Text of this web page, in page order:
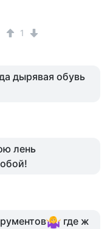
1
дырявая обувь
лень
где ж